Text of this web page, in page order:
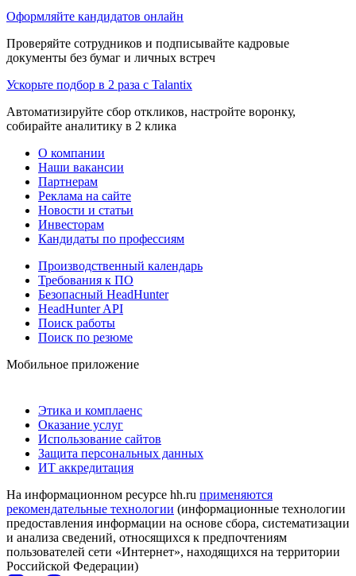
Оформляйте кандидатов онлайн
Проверяйте сотрудников и подписывайте кадровые
документы без бумаг и личных встреч
Ускорьте подбор в 2 раза с Talantix
Автоматизируйте сбор откликов, настройте воронку,
собирайте аналитику в 2 клика
О компании
Наши вакансии
Партнерам
Реклама на сайте
Новости и статьи
Инвесторам
Кандидаты по профессиям
Производственный календарь
Требования к ПО
Безопасный HeadHunter
HeadHunter API
Поиск работы
Поиск по резюме
Мобильное приложение
Этика и комплаенс
Оказание услуг
Использование сайтов
Защита персональных данных
ИТ аккредитация
На информационном ресурсе hh.ru применяются
рекомендательные технологии (информационные технологии
предоставления информации на основе сбора, систематизации
и анализа сведений, относящихся к предпочтениям
пользователей сети «Интернет», находящихся на территории
Российской Федерации)